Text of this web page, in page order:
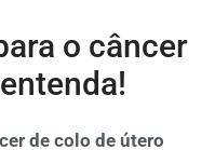
o câncer
de colo de útero